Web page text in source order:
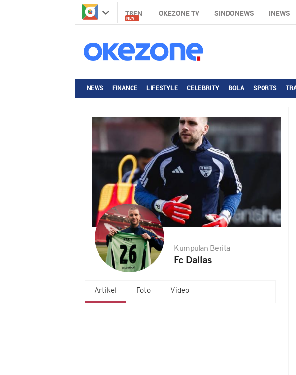
TREN
NEW
OKEZONE TV SINDONEWS INEWS
NEWS FINANCE LIFESTYLE CELEBRITY BOLA SPORTS
Kumpulan Berita
Fc Dallas
Artikel Foto Video